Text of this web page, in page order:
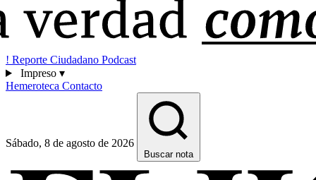
! Reporte Ciudadano Podcast
Impreso ▾
Hemeroteca Contacto
Sábado, 8 de agosto de 2026
Buscar nota